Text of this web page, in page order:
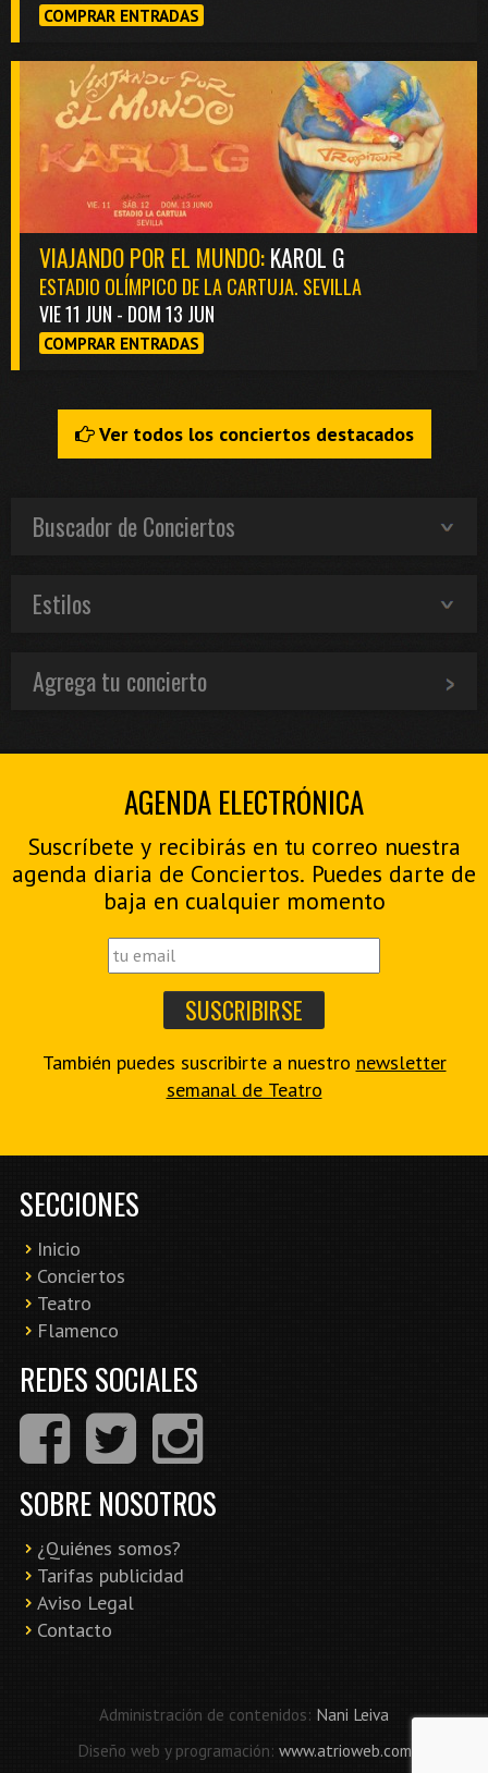
COMPRAR ENTRADAS
VIAJANDO POR EL MUNDO:KAROL G
ESTADIO OLÍMPICO DE LA CARTUJA. SEVILLA
VIE 11 JUN - DOM 13 JUN
COMPRAR ENTRADAS
Ver todos los conciertos destacados
Buscador de Conciertos
Estilos
Agrega tu concierto
AGENDA ELECTRÓNICA
Suscríbete y recibirás en tu correo nuestra
agenda diaria de Conciertos. Puedes darte de
baja en cualquier momento
También puedes suscribirte a nuestro newsletter
semanal de Teatro
SECCIONES
Inicio
Conciertos
Teatro
Flamenco
REDES SOCIALES
SOBRE NOSOTROS
¿Quiénes somos?
Tarifas publicidad
Aviso Legal
Contacto
Administración de contenidos: Nani Leiva
Diseño web y programación: www.atrioweb.com